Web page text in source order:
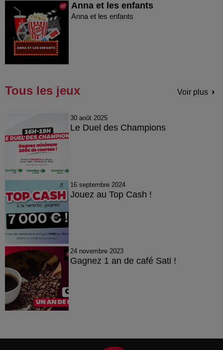
Anna et les enfants
Anna et les enfants
Tous les jeux Voir plus
30 août 2025
Le Duel des Champions
16 septembre 2024
Jouez au Top Cash !
24 novembre 2023
Gagnez 1 an de café Sati !